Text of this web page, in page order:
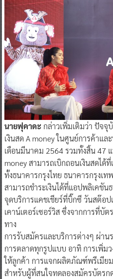
นายฟุคาดะ กล่าวเพิ่มเติมว่า ปัจ
เงินสด A money ในศูนย์การค้าแ
เดือนมีนาคม 2564 รวมทั้งสิ้น 47
money สามารถเบิกถอนเงินสดได้
ทั้งธนาคารกรุงไทย ธนาคารกรุงเ
สามารถชำระเงินได้ที่แอปพลิเคชั
จุดบริการแคชเชียร์ที่บิ๊กซี วันสต๊อป
เคาน์เตอร์เซอร์วิส ซึ่งจากการที่บัต
ทาง
การรับสมัครและบริการต่างๆ ผ่า
การตลาดทุกรูปแบบ อาทิ การเพิ่มว
ให้ลูกค้า การแจกผลิตภัณฑ์พรีเมีย
สำหรับผู้ที่สนใจทดลองสมัครบัตรก